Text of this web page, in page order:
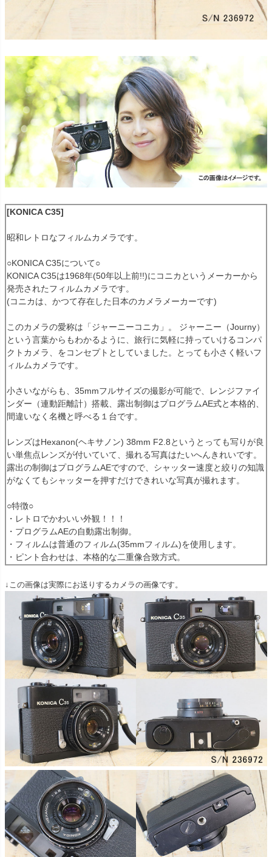
[KONICA C35]
昭和レトロなフィルムカメラです。
○KONICA C35について○
KONICA C35は1968年(50年以上前!!)にコニカというメーカーから
発売されたフィルムカメラです。
(コニカは、かつて存在した日本のカメラメーカーです)
このカメラの愛称は「ジャーニーコニカ」。 ジャーニー（Journy）
という言葉からもわかるように、旅行に気軽に持っていけるコンパ
クトカメラ、をコンセプトとしていました。とっても小さく軽いフ
ィルムカメラです。
小さいながらも、35mmフルサイズの撮影が可能で、レンジファイ
ンダー（連動距離計）搭載、露出制御はプログラムAE式と本格的、
間違いなく名機と呼べる１台です。
レンズはHexanon(ヘキサノン) 38mm F2.8というとっても写りが良
い単焦点レンズが付いていて、撮れる写真はたいへんきれいです。
露出の制御はプログラムAEですので、シャッター速度と絞りの知識
がなくてもシャッターを押すだけできれいな写真が撮れます。
○特徴○
・レトロでかわいい外観！！！
・プログラムAEの自動露出制御。
・フィルムは普通のフィルム(35mmフィルム)を使用します。
・ピント合わせは、本格的な二重像合致方式。
↓この画像は実際にお送りするカメラの画像です。